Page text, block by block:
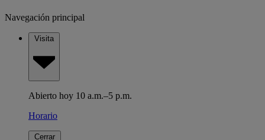
Navegación principal
Visita
Abierto hoy 10 a.m.–5 p.m.
Horario
Cerrar